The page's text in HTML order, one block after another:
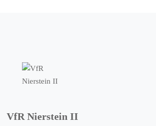
VfR Nierstein II